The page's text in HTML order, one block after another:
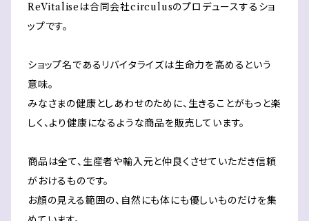
ReVitaliseは合同会社circulusのプロデュースするショ
ップです。
ショップ名であるリバイタライズは生命力を高めるという
意味。
みなさまの健康としあわせのために、生きることがもっと楽
しく、より健康になるような商品を販売しています。
商品は全て、生産者や輸入元と仲良くさせていただき信頼
がおけるものです。
お顔の見える範囲の、自然にも体にも優しいものだけを集